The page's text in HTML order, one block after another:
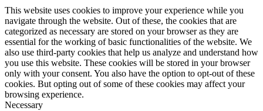
This website uses cookies to improve your experience while you
navigate through the website. Out of these, the cookies that are
categorized as necessary are stored on your browser as they are
essential for the working of basic functionalities of the website. We
also use third-party cookies that help us analyze and understand how
you use this website. These cookies will be stored in your browser
only with your consent. You also have the option to opt-out of these
cookies. But opting out of some of these cookies may affect your
browsing experience.
Necessary